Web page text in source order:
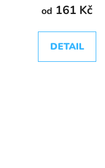
od 161 Kč
DETAIL